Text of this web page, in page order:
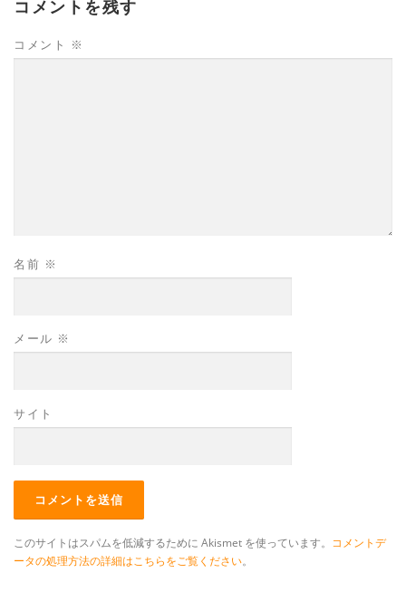
コメントを残す
コメント ※
名前 ※
メール ※
サイト
このサイトはスパムを低減するために Akismet を使っています。 コメントデ
ータの処理方法の詳細はこちらをご覧ください。